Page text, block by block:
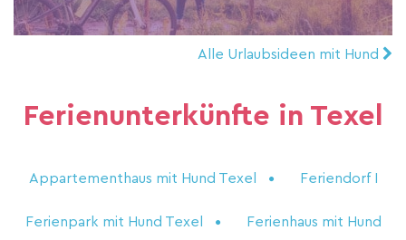
Alle Urlaubsideen mit Hund
Ferienunterkünfte in Texel
Appartementhaus mit Hund Texel Feriendorf I
Ferienpark mit Hund Texel Ferienhaus mit Hund